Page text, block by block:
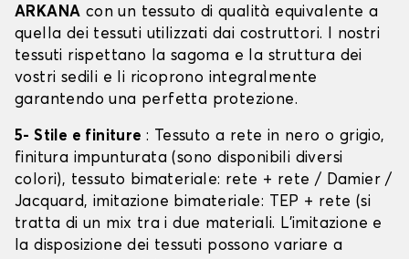
ARKANA con un tessuto di qualità equivalente a
quella dei tessuti utilizzati dai costruttori. I nostri
tessuti rispettano la sagoma e la struttura dei
vostri sedili e li ricoprono integralmente
garantendo una perfetta protezione.
5- Stile e finiture : Tessuto a rete in nero o grigio,
finitura impunturata (sono disponibili diversi
colori), tessuto bimateriale: rete + rete / Damier /
Jacquard, imitazione bimateriale: TEP + rete (si
tratta di un mix tra i due materiali. L'imitazione e
la disposizione dei tessuti possono variare a